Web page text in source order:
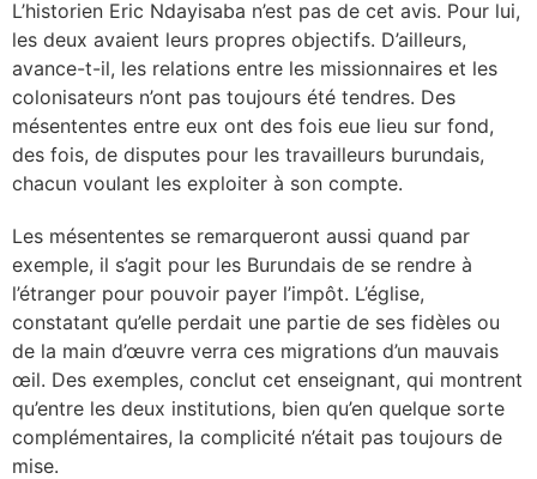
L’historien Eric Ndayisaba n’est pas de cet avis. Pour lui,
les deux avaient leurs propres objectifs. D’ailleurs,
avance-t-il, les relations entre les missionnaires et les
colonisateurs n’ont pas toujours été tendres. Des
mésententes entre eux ont des fois eue lieu sur fond,
des fois, de disputes pour les travailleurs burundais,
chacun voulant les exploiter à son compte.
Les mésententes se remarqueront aussi quand par
exemple, il s’agit pour les Burundais de se rendre à
l’étranger pour pouvoir payer l’impôt. L’église,
constatant qu’elle perdait une partie de ses fidèles ou
de la main d’œuvre verra ces migrations d’un mauvais
œil. Des exemples, conclut cet enseignant, qui montrent
qu’entre les deux institutions, bien qu’en quelque sorte
complémentaires, la complicité n’était pas toujours de
mise.